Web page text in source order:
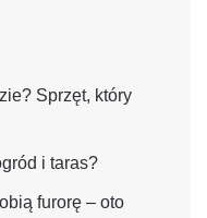
Sprzęt, który
i taras?
furorę – oto